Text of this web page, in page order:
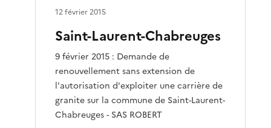
Saint-Laurent-Chabreuges
9 février 2015 : Demande de
renouvellement sans extension de
l'autorisation d'exploiter une carrière de
granite sur la commune de Saint-Laurent-
Chabreuges - SAS ROBERT
12 février 2015